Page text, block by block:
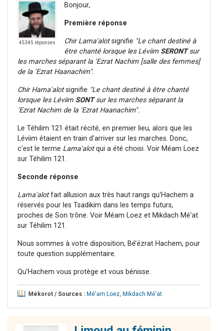
45345 réponses
Bonjour,
Première réponse
Chir Lama'alotsignifie "Le chant destiné à
être chanté lorsque les Léviim SERONTsur
les marches séparant la 'Ezrat Nachim [salle des femmes]
de la 'Ezrat Haanachim".
Chir Hama'alotsignifie "Le chant destiné à être chanté
lorsque les Léviim SONTsur les marches séparant la
'Ezrat Nachim de la 'Ezrat Haanachim".
Le Téhilim 121 était récité, en premier lieu, alors que les
Léviim étaient en train d'arriver sur les marches. Donc,
c'est le terme Lama'alotqui a été choisi. Voir Méam Loez
sur Téhilim 121.
Seconde réponse
Lama'alotfait allusion aux très haut rangs qu'Hachem a
réservés pour les Tsadikim dans les temps futurs,
proches de Son trône. Voir Méam Loez et Mikdach Mé'at
sur Téhilim 121.
Nous sommes à votre disposition, Bé’ézrat Hachem, pour
toute question supplémentaire.
Qu’Hachem vous protège et vous bénisse.
Mékorot / Sources : Mé'am Loez, Mikdach Mé'at.